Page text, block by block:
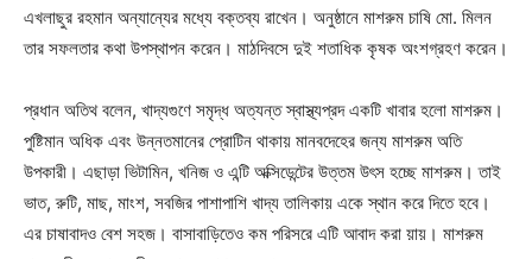
এখলাছুর রহমান অন্যান্যের মধ্যে বক্তব্য রাখেন। অনুষ্ঠানে মাশরুম চাষি মো. মিলন
তার সফলতার কথা উপস্থাপন করেন। মাঠদিবসে দুই শতাধিক কৃষক অংশগ্রহণ করেন।
প্রধান অতিথ বলেন, খাদ্যগুণে সমৃদ্ধ অত্যন্ত স্বাস্থ্যপ্রদ একটি খাবার হলো মাশরুম।
পুষ্টিমান অধিক এবং উন্নতমানের প্রোটিন থাকায় মানবদেহের জন্য মাশরুম অতি
উপকারী। এছাড়া ভিটামিন, খনিজ ও এন্টি অক্সিডেন্টের উত্তম উৎস হচ্ছে মাশরুম। তাই
ভাত, রুটি, মাছ, মাংশ, সবজির পাশাপাশি খাদ্য তালিকায় একে স্থান করে দিতে হবে।
এর চাষাবাদও বেশ সহজ। বাসাবাড়িতেও কম পরিসরে এটি আবাদ করা য়ায়। মাশরুম